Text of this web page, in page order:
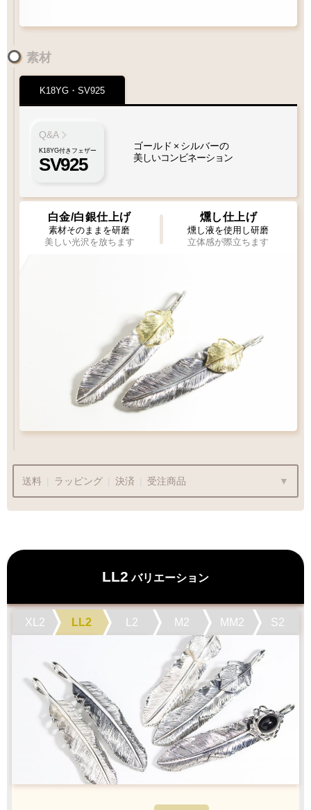
フェザー位置をご指定いただけます
おまかせいただく事も可能です
Wフェザーにカスタム
フェザー位置をご指定いただけます
おまかせいただく事も可能です
ペンダントをカスタム
素材
K18YG・SV925
Q&A
K18YG付きフェザー
SV925
ゴールド × シルバーの
美しいコンビネーション
白金/白銀仕上げ
素材そのままを研磨
美しい光沢を放ちます
燻し仕上げ
燻し液を使用し研磨
立体感が際立ちます
送料 ラッピング 決済 受注商品
ラッピングも承っております
プレゼント用でも安心してご利用いただけます
1商品
¥1,100
最適なケースで
お届けします
クロネコwebコレクト／カード決済
ご注文完了後『お支払い手続き』のリンクから
LL2 バリエーション
XL2 LL2 L2 M2 MM2 S2